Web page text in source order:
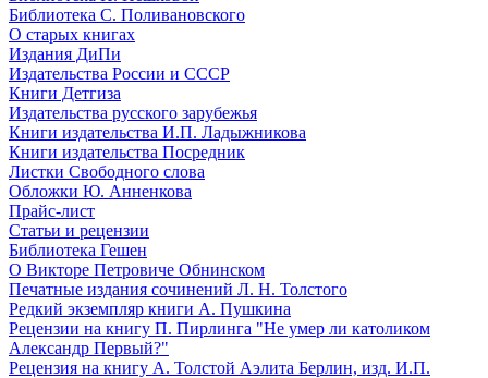
Библиотека С. Поливановского
О старых книгах
Издания ДиПи
Издательства России и СССР
Книги Детгиза
Издательства русского зарубежья
Книги издательства И.П. Ладыжникова
Книги издательства Посредник
Листки Свободного слова
Обложки Ю. Анненкова
Прайс-лист
Статьи и рецензии
Библиотека Гешен
О Викторе Петровиче Обнинском
Печатные издания сочинений Л. Н. Толстого
Редкий экземпляр книги А. Пушкина
Рецензии на книгу П. Пирлинга "Не умер ли католиком
Александр Первый?"
Рецензия на книгу А. Толстой Аэлита Берлин, изд. И.П.